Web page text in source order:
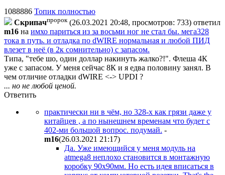
1088886 Топик полностью
Cкpипaчпророк (26.03.2021 20:48, просмотров: 733) ответил
m16 на имхо париться из за восьми ног не стал бы. мега328
тока в путь. и отладка по dWIRE нормальная и любой ПИД
влезет в неё (в 2к сомнительно) с запасом.
Типа, "тебе шо, один доллар накинуть жалко?!". Флеша 4К
уже с запасом. У меня сейчас 8К и я едва половину занял. В
чем отличие отладки dWIRE <-> UPDI ?
... но не любой ценой.
Ответить
практически ни в чём, но 328-х как грязи даже у
китайцев , а по нынешнем временам что будет с
402-ми большой вопрос. подумай. -
m16(26.03.2021 21:17)
Да. Уже имеющийся у меня модуль на
atmega8 неплохо становится в монтажную
коробку 90х90мм. Но есть идея вписаться в